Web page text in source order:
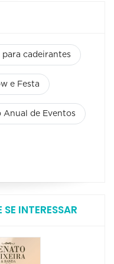
para cadeirantes
e Festa
Anual de Eventos
INTERESSAR